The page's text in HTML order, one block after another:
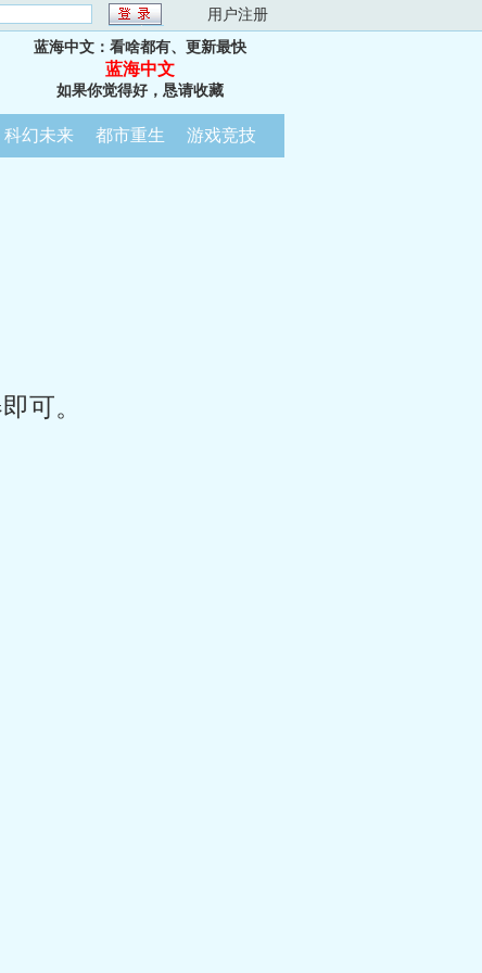
用户注册
蓝海中文：看啥都有、更新最快
蓝海中文
如果你觉得好，恳请收藏
科幻未来 都市重生 游戏竞技
可。